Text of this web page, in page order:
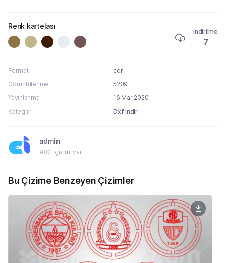
Renk kartelası
İndirilme
7
Format
cdr
Görüntülenme
5209
Yayınlanma
16 Mar 2020
Kategori
Dxf indir
admin
9821 çizimi var
Bu Çizime Benzeyen Çizimler